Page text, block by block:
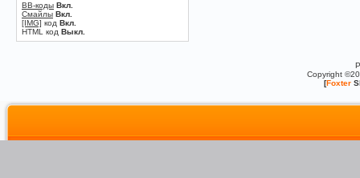
BB-коды Вкл.
Смайлы Вкл.
[IMG] код Вкл.
HTML код Выкл.
Copyright
[Foxter